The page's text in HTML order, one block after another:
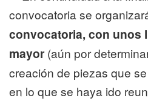
convocatoria se
convocatoria, con unos
mayor (aún por
creación de piezas que
en lo que se haya ido